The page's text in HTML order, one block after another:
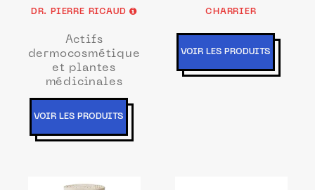
DR. PIERRE RICAUD
Actifs
dermocosmétiques
et plantes
médicinales
VOIR LES PRODUITS
CHARRIER
VOIR LES PRODUITS